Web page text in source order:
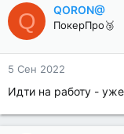
Q QORON@
ПокерПро🥉
5 Сен 2022
Идти на работу -